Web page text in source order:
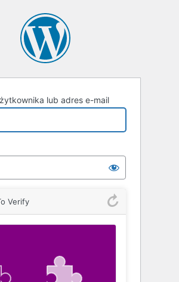
lub adres e-mail
Verify